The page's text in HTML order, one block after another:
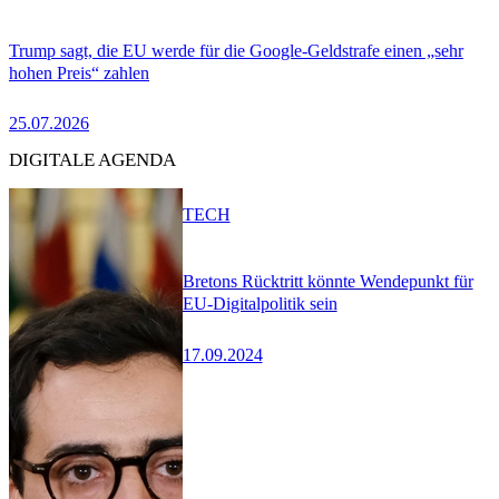
Trump sagt, die EU werde für die Google-Geldstrafe einen „sehr
hohen Preis“ zahlen
25.07.2026
DIGITALE AGENDA
Bretons Rücktritt könnte Wendepunkt für
EU-Digitalpolitik sein
17.09.2024
TECH